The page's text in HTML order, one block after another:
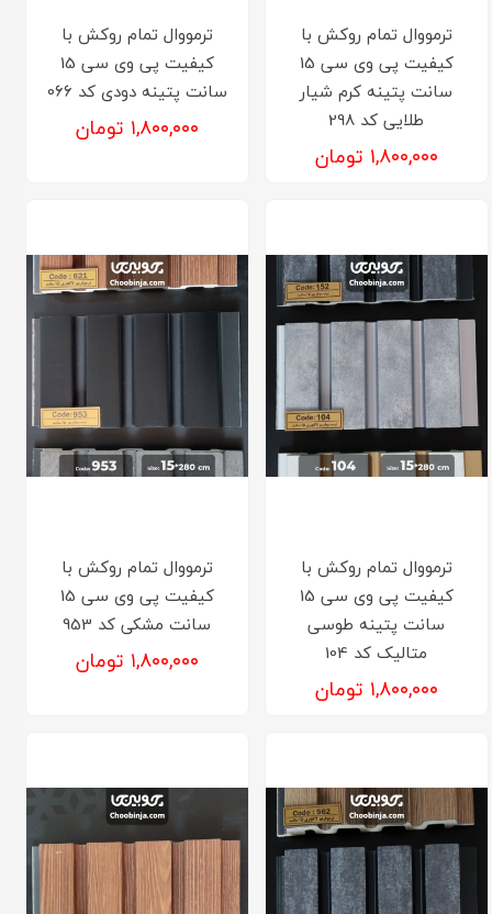
ترمووال تمام روکش با
کیفیت پی وی سی 15
سانت پتینه کرم شیار
طلایی کد 298
۱,۸۰۰,۰۰۰ تومان
ترمووال تمام روکش با
کیفیت پی وی سی 15
سانت پتینه دودی کد 066
۱,۸۰۰,۰۰۰ تومان
ترمووال تمام روکش با
کیفیت پی وی سی 15
سانت پتینه طوسی
متالیک کد 104
۱,۸۰۰,۰۰۰ تومان
ترمووال تمام روکش با
کیفیت پی وی سی 15
سانت مشکی کد 953
۱,۸۰۰,۰۰۰ تومان